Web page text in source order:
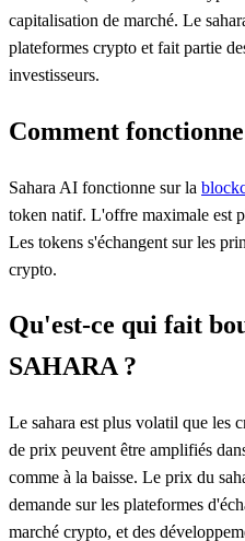
capitalisation de marché. Le
plateformes crypto et fait partie
investisseurs.
Comment
Sahara AI fonctionne sur la
token natif. L'offre maximale est
Les tokens s'échangent sur les
crypto.
Qu'est-ce qui fait
SAHARA ?
Le sahara est plus volatil que les
de prix peuvent être amplifiés
comme à la baisse. Le prix du
demande sur les plateformes
marché crypto, et des